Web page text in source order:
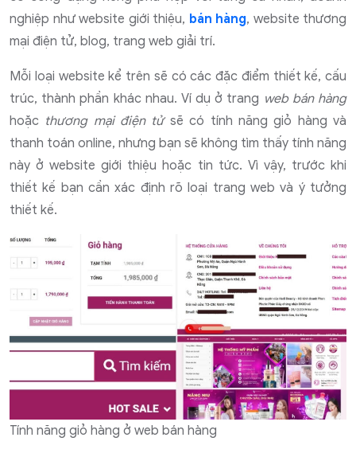
nghiệp như website giới thiệu, bán hàng, website thương
mại điện tử, blog, trang web giải trí.
Mỗi loại website kể trên sẽ có các đặc điểm thiết kế, cấu
trúc, thành phần khác nhau. Ví dụ ở trang web bán hàng
hoặc thương mại điện tửsẽ có tính năng giỏ hàng và
thanh toán online, nhưng bạn sẽ không tìm thấy tính năng
này ở website giới thiệu hoặc tin tức. Vì vậy, trước khi
thiết kế bạn cần xác định rõ loại trang web và ý tưởng
thiết kế.
Tính năng giỏ hàng ở web bán hàng